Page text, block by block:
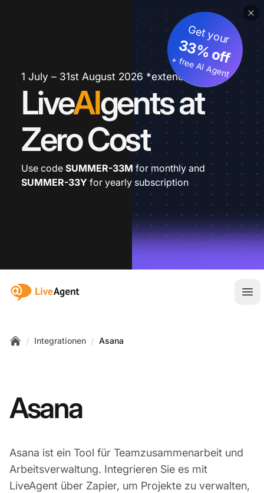
1 July – 31st August 2026 *extended
LiveAIgents at
Zero Cost
Get your
33% off
+ free AI Agent
Use code SUMMER-33M for monthly and
SUMMER-33Y for yearly subscription
:site.title
/ Integrationen / Asana
Asana
Asana ist ein Tool für Teamzusammenarbeit und
Arbeitsverwaltung. Integrieren Sie es mit
LiveAgent über Zapier, um Projekte zu verwalten,